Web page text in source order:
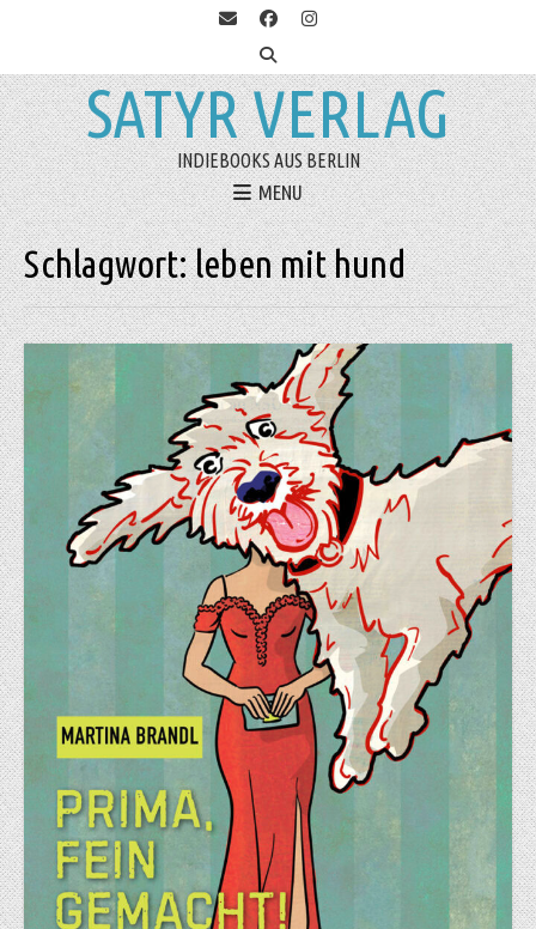
SATYR VERLAG
INDIEBOOKS AUS BERLIN
MENU
Schlagwort:leben mit hund